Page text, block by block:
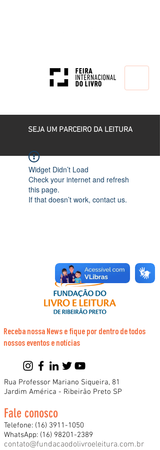
SEJA UM PARCEIRO DA LEITURA
Widget Didn’t Load
Check your internet and refresh
this page.
If that doesn’t work, contact us.
Receba nossa News e fique por dentro de todos
nossos eventos e notícias
Rua Professor Mariano Siqueira, 81
Jardim América - Ribeirão Preto SP
Fale conosco
Telefone: (16) 3911-1050
WhatsApp: (16) 98201-2389
contato@fundacaodolivroeleitura.com.br